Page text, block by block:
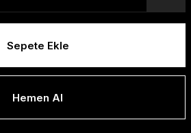
Sepete Ekle
Hemen Al